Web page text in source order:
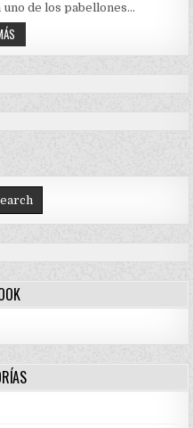
PASÓ
EN
ISIDRO
de los pabellones…
ALCALDE
DE
POPAYÁN
EN